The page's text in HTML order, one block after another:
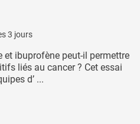
3 jours
et ibuprofène peut-il permettre
liés au cancer ? Cet essai
d’ ...